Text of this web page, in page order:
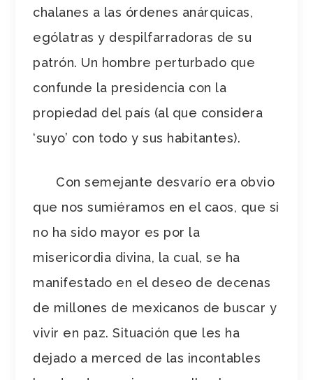
chalanes a las órdenes anárquicas,
ególatras y despilfarradoras de su
patrón. Un hombre perturbado que
confunde la presidencia con la
propiedad del país (al que considera
‘suyo’ con todo y sus habitantes).
Con semejante desvarío era obvio
que nos sumiéramos en el caos, que si
no ha sido mayor es por la
misericordia divina, la cual, se ha
manifestado en el deseo de decenas
de millones de mexicanos de buscar y
vivir en paz. Situación que les ha
dejado a merced de las incontables